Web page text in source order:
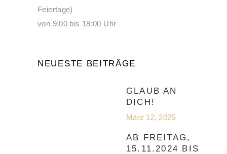
Feiertage)
von 9:00 bis 18:00 Uhr
NEUESTE BEITRÄGE
GLAUB AN
DICH!
März 12, 2025
AB FREITAG,
15.11.2024 BIS